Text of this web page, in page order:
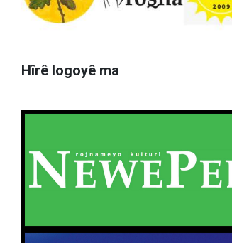
Hîrê logoyê ma